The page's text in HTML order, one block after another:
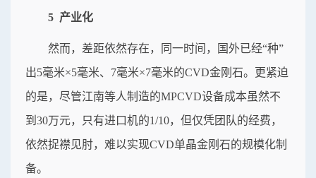
5 产业化
然而，差距依然存在，同一时间，国外已经“种”
出5毫米×5毫米、7毫米×7毫米的CVD金刚石。更紧迫
的是，尽管江南等人制造的MPCVD设备成本虽然不
到30万元，只有进口机的1/10，但仅凭团队的经费，
依然捉襟见肘，难以实现CVD单晶金刚石的规模化制
备。